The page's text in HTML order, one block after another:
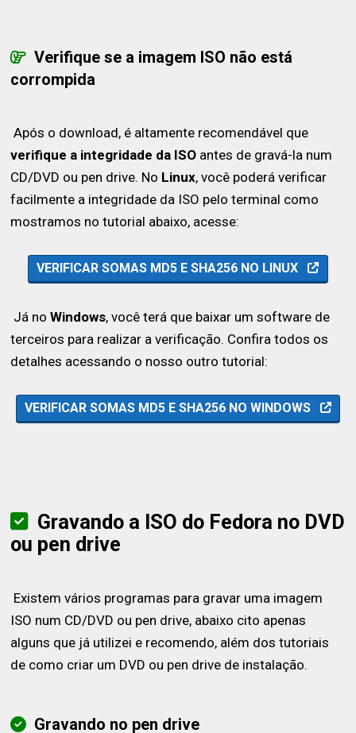
Verifique se a imagem ISO não está
corrompida
Após o download, é altamente recomendável que
verifique a integridade da ISO antes de gravá-la num
CD/DVD ou pen drive. No Linux, você poderá verificar
facilmente a integridade da ISO pelo terminal como
mostramos no tutorial abaixo, acesse:
VERIFICAR SOMAS MD5 E SHA256 NO LINUX
Já noWindows, você terá que baixar um software de
terceiros para realizar a verificação. Confira todos os
detalhes acessando o nosso outro tutorial:
VERIFICAR SOMAS MD5 E SHA256 NO WINDOWS
Gravando a ISO do Fedora no DVD
ou pen drive
Existem vários programas para gravar uma imagem
ISO num CD/DVD ou pen drive, abaixo cito apenas
alguns que já utilizei e recomendo, além dos tutoriais
de como criar um DVD ou pen drive de instalação.
Gravando no pen drive